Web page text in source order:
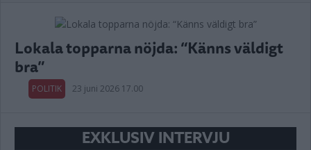
Lokala topparna nöjda: “Känns väldigt
bra”
POLITIK 23 juni 2026 17.00
EXKLUSIV INTERVJU